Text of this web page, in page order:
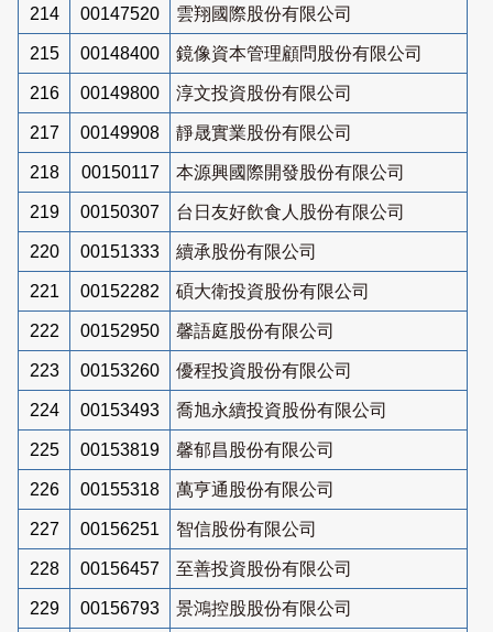
214 00147520 雲翔國際股份有限公司
215 00148400 鏡像資本管理顧問股份有限公司
216 00149800 淳文投資股份有限公司
217 00149908 靜晟實業股份有限公司
218 00150117 本源興國際開發股份有限公司
219 00150307 台日友好飲食人股份有限公司
220 00151333 續承股份有限公司
221 00152282 碩大衛投資股份有限公司
222 00152950 馨語庭股份有限公司
223 00153260 優程投資股份有限公司
224 00153493 喬旭永續投資股份有限公司
225 00153819 馨郁昌股份有限公司
226 00155318 萬亨通股份有限公司
227 00156251 智信股份有限公司
228 00156457 至善投資股份有限公司
229 00156793 景鴻控股股份有限公司